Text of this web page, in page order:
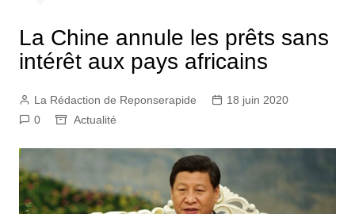
La Chine annule les prêts sans
intérêt aux pays africains
La Rédaction de Reponserapide
18 juin 2020
0
Actualité